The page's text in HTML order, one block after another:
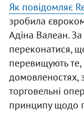
Як повідомляє
зробила
Адіна Валеан.
переконатися,
перевищують
домовленостях,
торговельні
принципу щодо